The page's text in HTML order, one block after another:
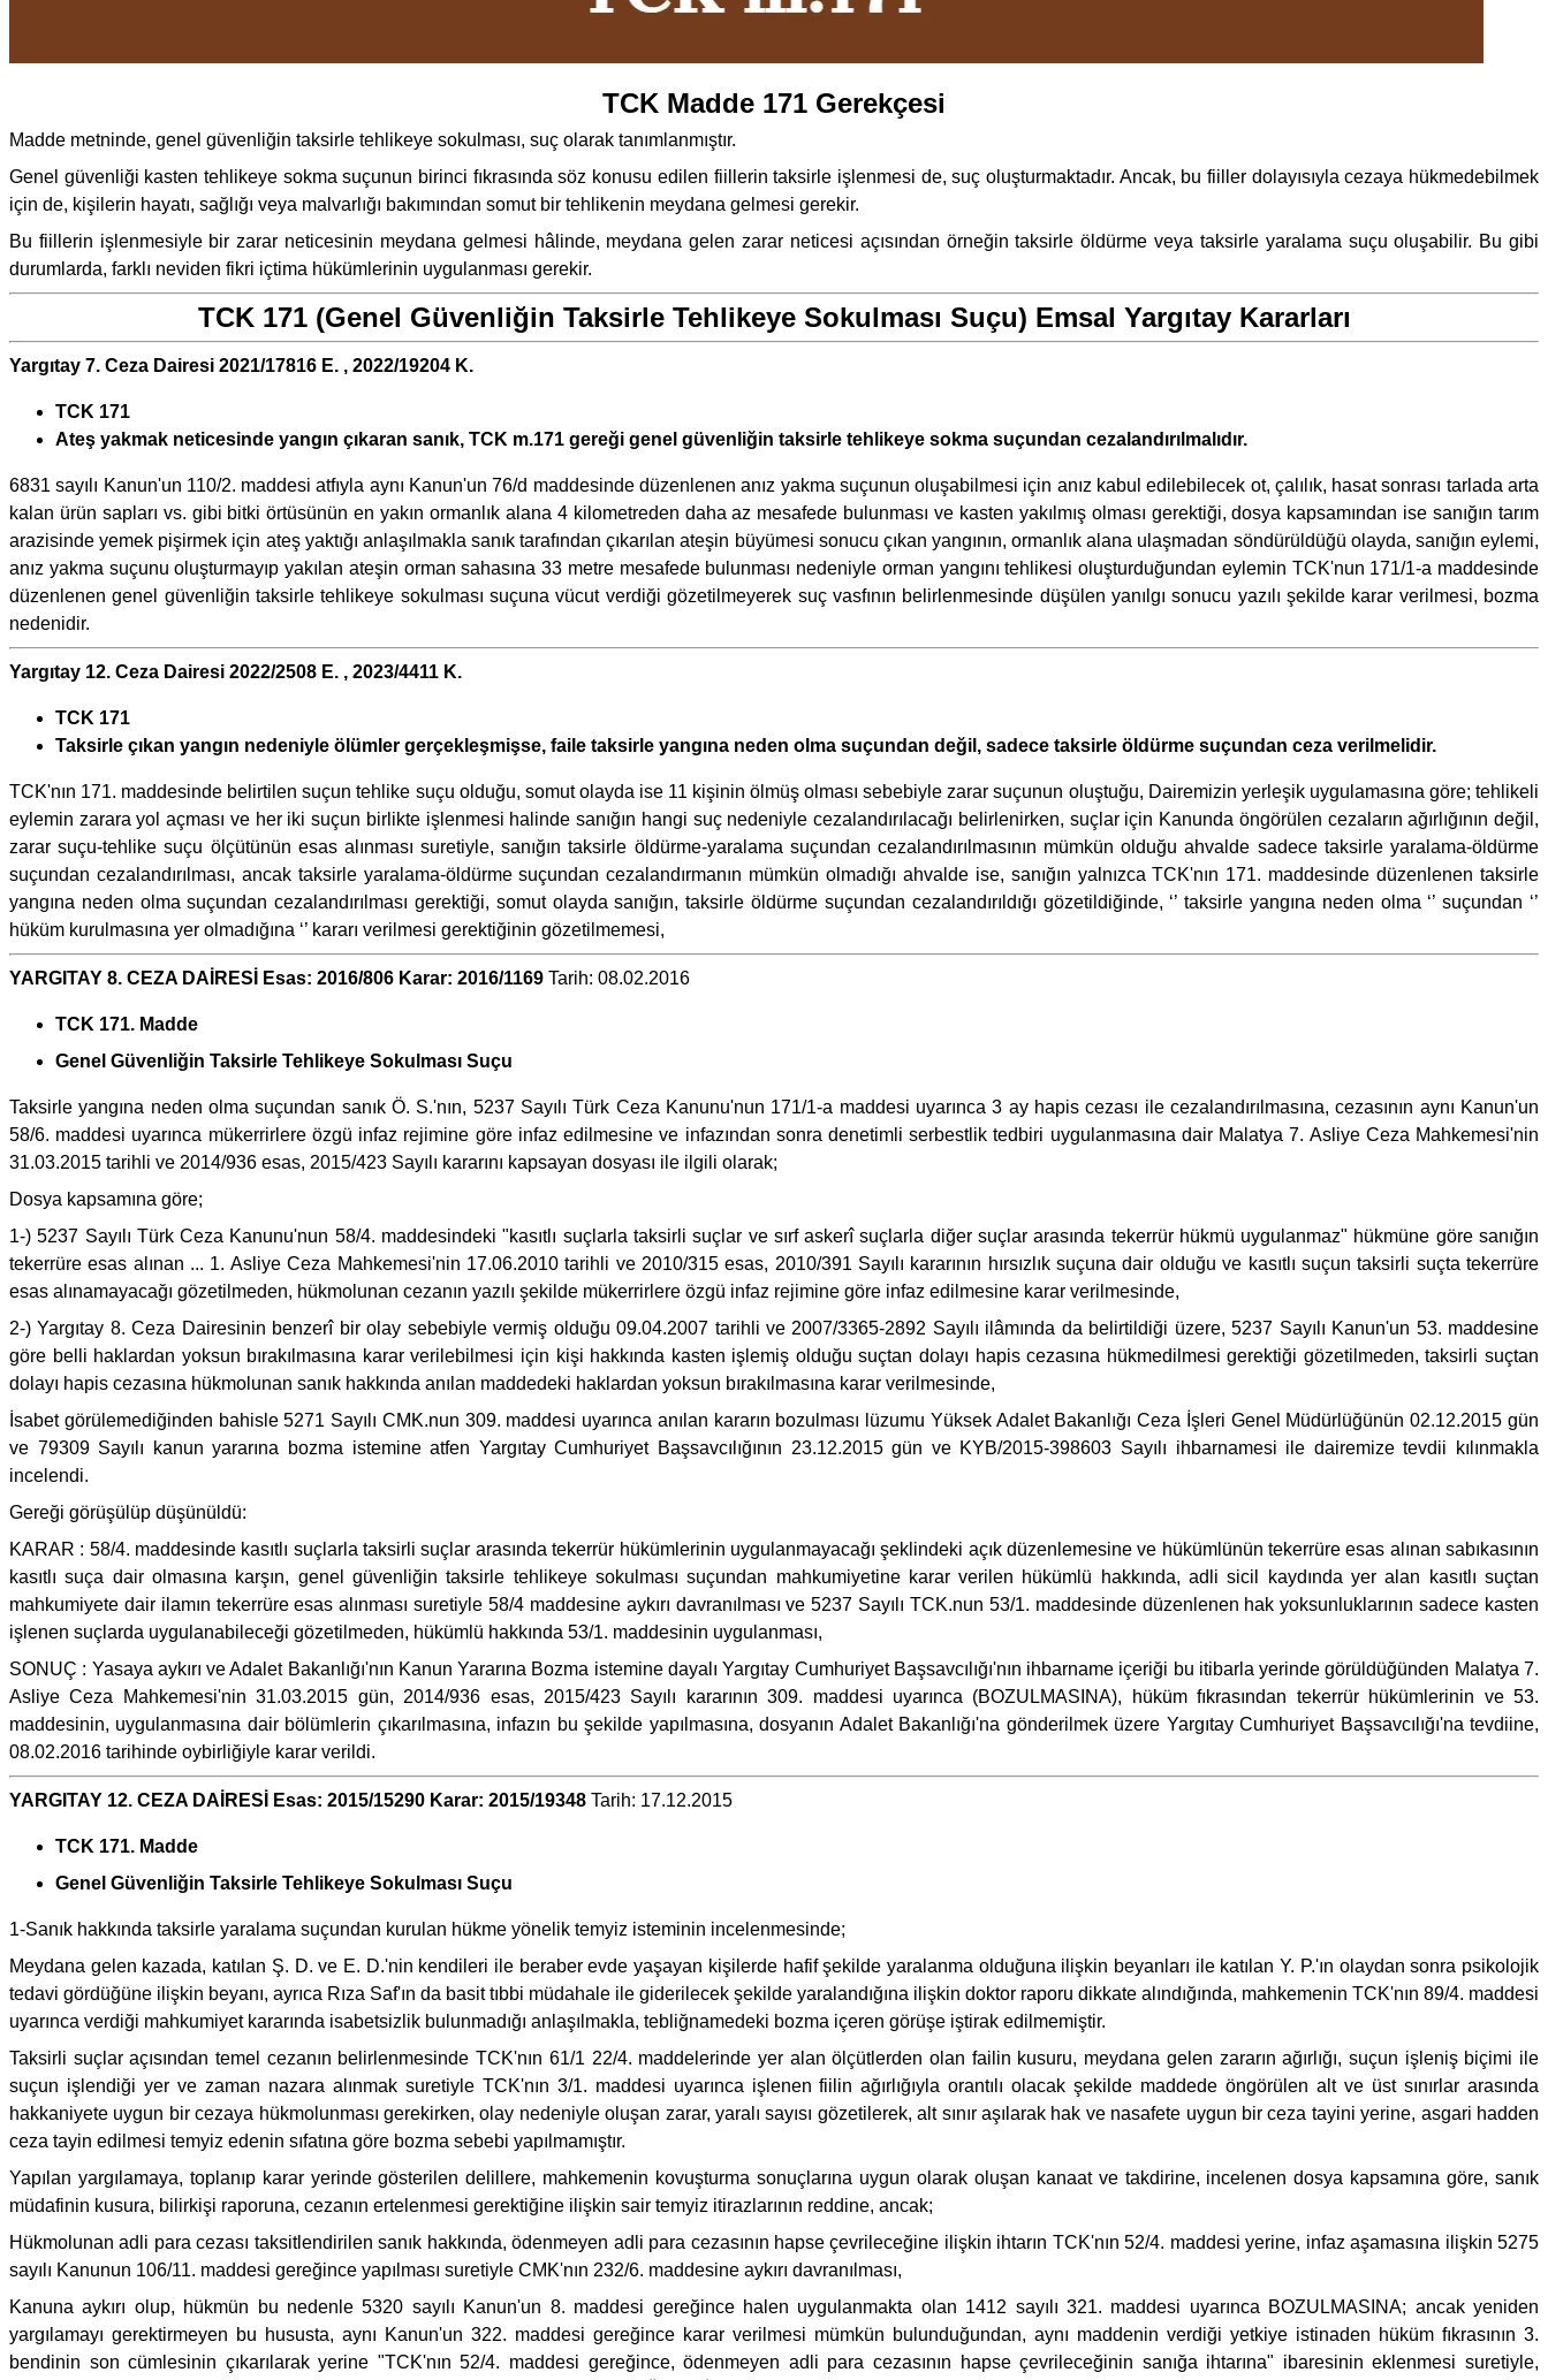
TCK Madde 171 Gerekçesi
Madde metninde, genel güvenliğin taksirle tehlikeye sokulması, suç olarak tanımlanmıştır.
Genel güvenliği kasten tehlikeye sokma suçunun birinci fıkrasında söz konusu edilen fiillerin taksirle işlenmesi de, suç oluşturmaktadır. Ancak, bu fiiller dolayısıyla cezaya hükmedebilmek
için de, kişilerin hayatı, sağlığı veya malvarlığı bakımından somut bir tehlikenin meydana gelmesi gerekir.
Bu fiillerin işlenmesiyle bir zarar neticesinin meydana gelmesi hâlinde, meydana gelen zarar neticesi açısından örneğin taksirle öldürme veya taksirle yaralama suçu oluşabilir. Bu gibi
durumlarda, farklı neviden fikri içtima hükümlerinin uygulanması gerekir.
TCK 171 (Genel Güvenliğin Taksirle Tehlikeye Sokulması Suçu) Emsal Yargıtay Kararları
Yargıtay 7. Ceza Dairesi 2021/17816 E. , 2022/19204 K.
TCK 171
Ateş yakmak neticesinde yangın çıkaran sanık, TCK m.171 gereği genel güvenliğin taksirle tehlikeye sokma suçundan cezalandırılmalıdır.
6831 sayılı Kanun'un 110/2. maddesi atfıyla aynı Kanun'un 76/d maddesinde düzenlenen anız yakma suçunun oluşabilmesi için anız kabul edilebilecek ot, çalılık, hasat sonrası tarlada arta
kalan ürün sapları vs. gibi bitki örtüsünün en yakın ormanlık alana 4 kilometreden daha az mesafede bulunması ve kasten yakılmış olması gerektiği, dosya kapsamından ise sanığın tarım
arazisinde yemek pişirmek için ateş yaktığı anlaşılmakla sanık tarafından çıkarılan ateşin büyümesi sonucu çıkan yangının, ormanlık alana ulaşmadan söndürüldüğü olayda, sanığın eylemi,
anız yakma suçunu oluşturmayıp yakılan ateşin orman sahasına 33 metre mesafede bulunması nedeniyle orman yangını tehlikesi oluşturduğundan eylemin TCK'nun 171/1-a maddesinde
düzenlenen genel güvenliğin taksirle tehlikeye sokulması suçuna vücut verdiği gözetilmeyerek suç vasfının belirlenmesinde düşülen yanılgı sonucu yazılı şekilde karar verilmesi, bozma
nedenidir.
Yargıtay 12. Ceza Dairesi 2022/2508 E. , 2023/4411 K.
TCK 171
Taksirle çıkan yangın nedeniyle ölümler gerçekleşmişse, faile taksirle yangına neden olma suçundan değil, sadece taksirle öldürme suçundan ceza verilmelidir.
TCK'nın 171. maddesinde belirtilen suçun tehlike suçu olduğu, somut olayda ise 11 kişinin ölmüş olması sebebiyle zarar suçunun oluştuğu, Dairemizin yerleşik uygulamasına göre; tehlikeli
eylemin zarara yol açması ve her iki suçun birlikte işlenmesi halinde sanığın hangi suç nedeniyle cezalandırılacağı belirlenirken, suçlar için Kanunda öngörülen cezaların ağırlığının değil,
zarar suçu-tehlike suçu ölçütünün esas alınması suretiyle, sanığın taksirle öldürme-yaralama suçundan cezalandırılmasının mümkün olduğu ahvalde sadece taksirle yaralama-öldürme
suçundan cezalandırılması, ancak taksirle yaralama-öldürme suçundan cezalandırmanın mümkün olmadığı ahvalde ise, sanığın yalnızca TCK'nın 171. maddesinde düzenlenen taksirle
yangına neden olma suçundan cezalandırılması gerektiği, somut olayda sanığın, taksirle öldürme suçundan cezalandırıldığı gözetildiğinde, ‘’ taksirle yangına neden olma ‘’ suçundan ‘’
hüküm kurulmasına yer olmadığına ‘’ kararı verilmesi gerektiğinin gözetilmemesi,
YARGITAY 8. CEZA DAİRESİ Esas: 2016/806 Karar: 2016/1169 Tarih: 08.02.2016
TCK 171. Madde
Genel Güvenliğin Taksirle Tehlikeye Sokulması Suçu
Taksirle yangına neden olma suçundan sanık Ö. S.'nın, 5237 Sayılı Türk Ceza Kanunu'nun 171/1-a maddesi uyarınca 3 ay hapis cezası ile cezalandırılmasına, cezasının aynı Kanun'un
58/6. maddesi uyarınca mükerrirlere özgü infaz rejimine göre infaz edilmesine ve infazından sonra denetimli serbestlik tedbiri uygulanmasına dair Malatya 7. Asliye Ceza Mahkemesi'nin
31.03.2015 tarihli ve 2014/936 esas, 2015/423 Sayılı kararını kapsayan dosyası ile ilgili olarak;
Dosya kapsamına göre;
1-) 5237 Sayılı Türk Ceza Kanunu'nun 58/4. maddesindeki "kasıtlı suçlarla taksirli suçlar ve sırf askerî suçlarla diğer suçlar arasında tekerrür hükmü uygulanmaz" hükmüne göre sanığın
tekerrüre esas alınan ... 1. Asliye Ceza Mahkemesi'nin 17.06.2010 tarihli ve 2010/315 esas, 2010/391 Sayılı kararının hırsızlık suçuna dair olduğu ve kasıtlı suçun taksirli suçta tekerrüre
esas alınamayacağı gözetilmeden, hükmolunan cezanın yazılı şekilde mükerrirlere özgü infaz rejimine göre infaz edilmesine karar verilmesinde,
2-) Yargıtay 8. Ceza Dairesinin benzerî bir olay sebebiyle vermiş olduğu 09.04.2007 tarihli ve 2007/3365-2892 Sayılı ilâmında da belirtildiği üzere, 5237 Sayılı Kanun'un 53. maddesine
göre belli haklardan yoksun bırakılmasına karar verilebilmesi için kişi hakkında kasten işlemiş olduğu suçtan dolayı hapis cezasına hükmedilmesi gerektiği gözetilmeden, taksirli suçtan
dolayı hapis cezasına hükmolunan sanık hakkında anılan maddedeki haklardan yoksun bırakılmasına karar verilmesinde,
İsabet görülemediğinden bahisle 5271 Sayılı CMK.nun 309. maddesi uyarınca anılan kararın bozulması lüzumu Yüksek Adalet Bakanlığı Ceza İşleri Genel Müdürlüğünün 02.12.2015 gün
ve 79309 Sayılı kanun yararına bozma istemine atfen Yargıtay Cumhuriyet Başsavcılığının 23.12.2015 gün ve KYB/2015-398603 Sayılı ihbarnamesi ile dairemize tevdii kılınmakla
incelendi.
Gereği görüşülüp düşünüldü:
KARAR : 58/4. maddesinde kasıtlı suçlarla taksirli suçlar arasında tekerrür hükümlerinin uygulanmayacağı şeklindeki açık düzenlemesine ve hükümlünün tekerrüre esas alınan sabıkasının
kasıtlı suça dair olmasına karşın, genel güvenliğin taksirle tehlikeye sokulması suçundan mahkumiyetine karar verilen hükümlü hakkında, adli sicil kaydında yer alan kasıtlı suçtan
mahkumiyete dair ilamın tekerrüre esas alınması suretiyle 58/4 maddesine aykırı davranılması ve 5237 Sayılı TCK.nun 53/1. maddesinde düzenlenen hak yoksunluklarının sadece kasten
işlenen suçlarda uygulanabileceği gözetilmeden, hükümlü hakkında 53/1. maddesinin uygulanması,
SONUÇ : Yasaya aykırı ve Adalet Bakanlığı'nın Kanun Yararına Bozma istemine dayalı Yargıtay Cumhuriyet Başsavcılığı'nın ihbarname içeriği bu itibarla yerinde görüldüğünden Malatya 7.
Asliye Ceza Mahkemesi'nin 31.03.2015 gün, 2014/936 esas, 2015/423 Sayılı kararının 309. maddesi uyarınca (BOZULMASINA), hüküm fıkrasından tekerrür hükümlerinin ve 53.
maddesinin, uygulanmasına dair bölümlerin çıkarılmasına, infazın bu şekilde yapılmasına, dosyanın Adalet Bakanlığı'na gönderilmek üzere Yargıtay Cumhuriyet Başsavcılığı'na tevdiine,
08.02.2016 tarihinde oybirliğiyle karar verildi.
YARGITAY 12. CEZA DAİRESİ Esas: 2015/15290 Karar: 2015/19348 Tarih: 17.12.2015
TCK 171. Madde
Genel Güvenliğin Taksirle Tehlikeye Sokulması Suçu
1-Sanık hakkında taksirle yaralama suçundan kurulan hükme yönelik temyiz isteminin incelenmesinde;
Meydana gelen kazada, katılan Ş. D. ve E. D.'nin kendileri ile beraber evde yaşayan kişilerde hafif şekilde yaralanma olduğuna ilişkin beyanları ile katılan Y. P.'ın olaydan sonra psikolojik
tedavi gördüğüne ilişkin beyanı, ayrıca Rıza Saf'ın da basit tıbbi müdahale ile giderilecek şekilde yaralandığına ilişkin doktor raporu dikkate alındığında, mahkemenin TCK'nın 89/4. maddesi
uyarınca verdiği mahkumiyet kararında isabetsizlik bulunmadığı anlaşılmakla, tebliğnamedeki bozma içeren görüşe iştirak edilmemiştir.
Taksirli suçlar açısından temel cezanın belirlenmesinde TCK'nın 61/1 22/4. maddelerinde yer alan ölçütlerden olan failin kusuru, meydana gelen zararın ağırlığı, suçun işleniş biçimi ile
suçun işlendiği yer ve zaman nazara alınmak suretiyle TCK'nın 3/1. maddesi uyarınca işlenen fiilin ağırlığıyla orantılı olacak şekilde maddede öngörülen alt ve üst sınırlar arasında
hakkaniyete uygun bir cezaya hükmolunması gerekirken, olay nedeniyle oluşan zarar, yaralı sayısı gözetilerek, alt sınır aşılarak hak ve nasafete uygun bir ceza tayini yerine, asgari hadden
ceza tayin edilmesi temyiz edenin sıfatına göre bozma sebebi yapılmamıştır.
Yapılan yargılamaya, toplanıp karar yerinde gösterilen delillere, mahkemenin kovuşturma sonuçlarına uygun olarak oluşan kanaat ve takdirine, incelenen dosya kapsamına göre, sanık
müdafinin kusura, bilirkişi raporuna, cezanın ertelenmesi gerektiğine ilişkin sair temyiz itirazlarının reddine, ancak;
Hükmolunan adli para cezası taksitlendirilen sanık hakkında, ödenmeyen adli para cezasının hapse çevrileceğine ilişkin ihtarın TCK'nın 52/4. maddesi yerine, infaz aşamasına ilişkin 5275
sayılı Kanunun 106/11. maddesi gereğince yapılması suretiyle CMK'nın 232/6. maddesine aykırı davranılması,
Kanuna aykırı olup, hükmün bu nedenle 5320 sayılı Kanun'un 8. maddesi gereğince halen uygulanmakta olan 1412 sayılı 321. maddesi uyarınca BOZULMASINA; ancak yeniden
yargılamayı gerektirmeyen bu hususta, aynı Kanun'un 322. maddesi gereğince karar verilmesi mümkün bulunduğundan, aynı maddenin verdiği yetkiye istinaden hüküm fıkrasının 3.
bendinin son cümlesinin çıkarılarak yerine "TCK'nın 52/4. maddesi gereğince, ödenmeyen adli para cezasının hapse çevrileceğinin sanığa ihtarına" ibaresinin eklenmesi suretiyle,